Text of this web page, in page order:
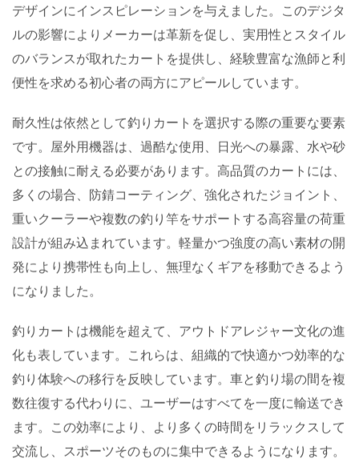
デオも、パフォーマンスとともに美しさを強調した新しい
デザインにインスピレーションを与えました。このデジタ
ルの影響によりメーカーは革新を促し、実用性とスタイル
のバランスが取れたカートを提供し、経験豊富な漁師と利
耐久性は依然として釣りカートを選択する際の重要な要素
です。屋外用機器は、過酷な使用、日光への暴露、水や砂
との接触に耐える必要があります。高品質のカートには、
多くの場合、防錆コーティング、強化されたジョイント、
重いクーラーや複数の釣り竿をサポートする高容量の荷重
設計が組み込まれています。軽量かつ強度の高い素材の開
発により携帯性も向上し、無理なくギアを移動できるよう
釣りカートは機能を超えて、アウトドアレジャー文化の進
化も表しています。これらは、組織的で快適かつ効率的な
釣り体験への移行を反映しています。車と釣り場の間を複
数往復する代わりに、ユーザーはすべてを一度に輸送でき
ます。この効率により、より多くの時間をリラックスして